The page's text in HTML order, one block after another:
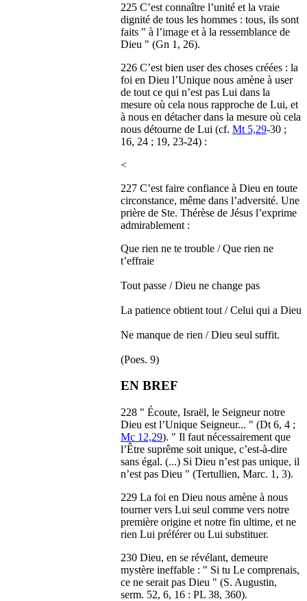
225 C’est connaître l’unité et la vraie
dignité de tous les hommes : tous, ils sont
faits " à l’image et à la ressemblance de
Dieu " (Gn 1, 26).
226 C’est bien user des choses créées : la
foi en Dieu l’Unique nous amène à user
de tout ce qui n’est pas Lui dans la
mesure où cela nous rapproche de Lui, et
à nous en détacher dans la mesure où cela
nous détourne de Lui (cf. Mt 5,29-30 ;
16, 24 ; 19, 23-24) :
<
227 C’est faire confiance à Dieu en toute
circonstance, même dans l’adversité. Une
prière de Ste. Thérèse de Jésus l’exprime
admirablement :
Que rien ne te trouble / Que rien ne
t’effraie
Tout passe / Dieu ne change pas
La patience obtient tout / Celui qui a Dieu
Ne manque de rien / Dieu seul suffit.
(Poes. 9)
EN BREF
228 " Écoute, Israël, le Seigneur notre
Dieu est l’Unique Seigneur... " (Dt 6, 4 ;
Mc 12,29). " Il faut nécessairement que
l’Être suprême soit unique, c’est-à-dire
sans égal. (...) Si Dieu n’est pas unique, il
n’est pas Dieu " (Tertullien, Marc. 1, 3).
229 La foi en Dieu nous amène à nous
tourner vers Lui seul comme vers notre
première origine et notre fin ultime, et ne
rien Lui préférer ou Lui substituer.
230 Dieu, en se révélant, demeure
mystère ineffable : " Si tu Le comprenais,
ce ne serait pas Dieu " (S. Augustin,
serm. 52, 6, 16 : PL 38, 360).